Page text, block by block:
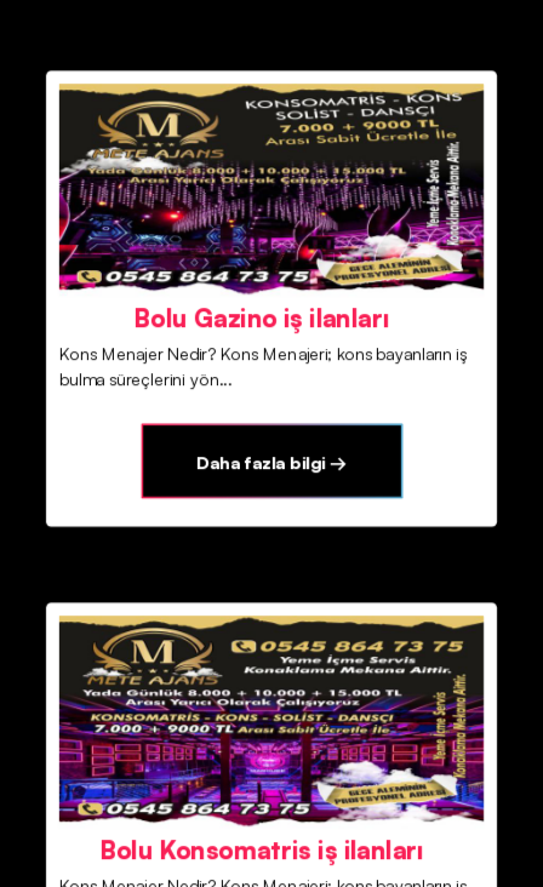
Bolu Gazino iş ilanları
Kons Menajer Nedir? Kons Menajeri; kons bayanların iş
bulma süreçlerini yön...
Daha fazla bilgi →
Bolu Konsomatris iş ilanları